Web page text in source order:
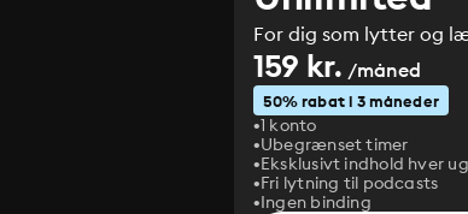
For dig som lytter og
159 kr. /måned
50% rabat i 3 måneder
1 konto
Ubegrænset timer
Eksklusivt indhold hver
Fri lytning til podcasts
Ingen binding